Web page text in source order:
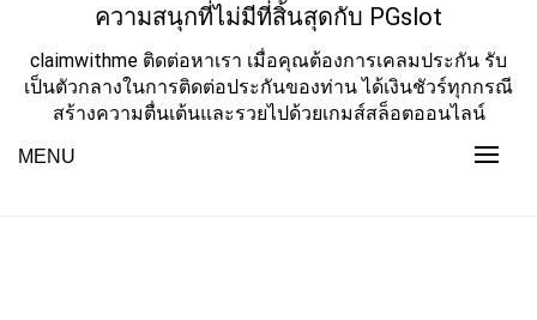
ความสนุกที่ไม่มีที่สิ้นสุดกับ PGslot
claimwithme ติดต่อหาเรา เมื่อคุณต้องการเคลมประกัน รับ
เป็นตัวกลางในการติดต่อประกันของท่าน ได้เงินชัวร์ทุกกรณี
สร้างความตื่นเต้นและรวยไปด้วยเกมส์สล็อตออนไลน์
MENU